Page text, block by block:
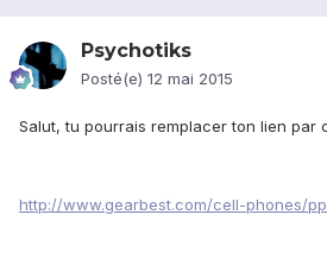
Psychotiks
Posté(e) 12 mai 2015
Salut, tu pourrais remplacer ton lien par
http://www.gearbest.com/cell-phones/